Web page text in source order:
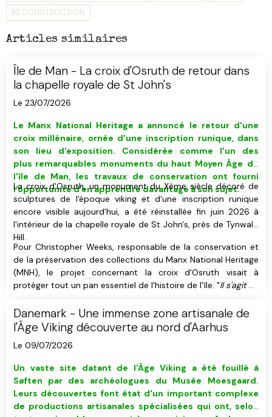
RECONSTRUCTION
Articles similaires
Île de Man - La croix d'Osruth de retour dans
la chapelle royale de St John's
Le 23/07/2026
Le Manx National Heritage a annoncé le retour d'une
croix millénaire, ornée d'une inscription runique, dans
son lieu d'exposition. Considérée comme l'un des
plus remarquables monuments du haut Moyen Âge de
l'île de Man, les travaux de conservation ont fourni
l'opportunité d'en apprendre davantage à son sujet.
La croix d'Osruth, un monument du Xème siècle décoré de
sculptures de l'époque viking et d'une inscription runique
encore visible aujourd'hui, a été réinstallée fin juin 2026 à
l'intérieur de la chapelle royale de St John's, près de Tynwald
Hill.
Pour Christopher Weeks, responsable de la conservation et
de la préservation des collections du Manx National Heritage
(MNH), le projet concernant la croix d'Osruth visait à
protéger tout un pan essentiel de l'histoire de l'île. "Il s'agit de
que nous possédons.", a-t-il déclaré.
Danemark - Une immense zone artisanale de
l'Âge Viking découverte au nord d'Aarhus
Le 09/07/2026
Un vaste site datant de l'Âge Viking a été fouillé à
Søften par des archéologues du Musée Moesgaard.
Leurs découvertes font état d'un important complexe
de productions artisanales spécialisées qui ont, selon